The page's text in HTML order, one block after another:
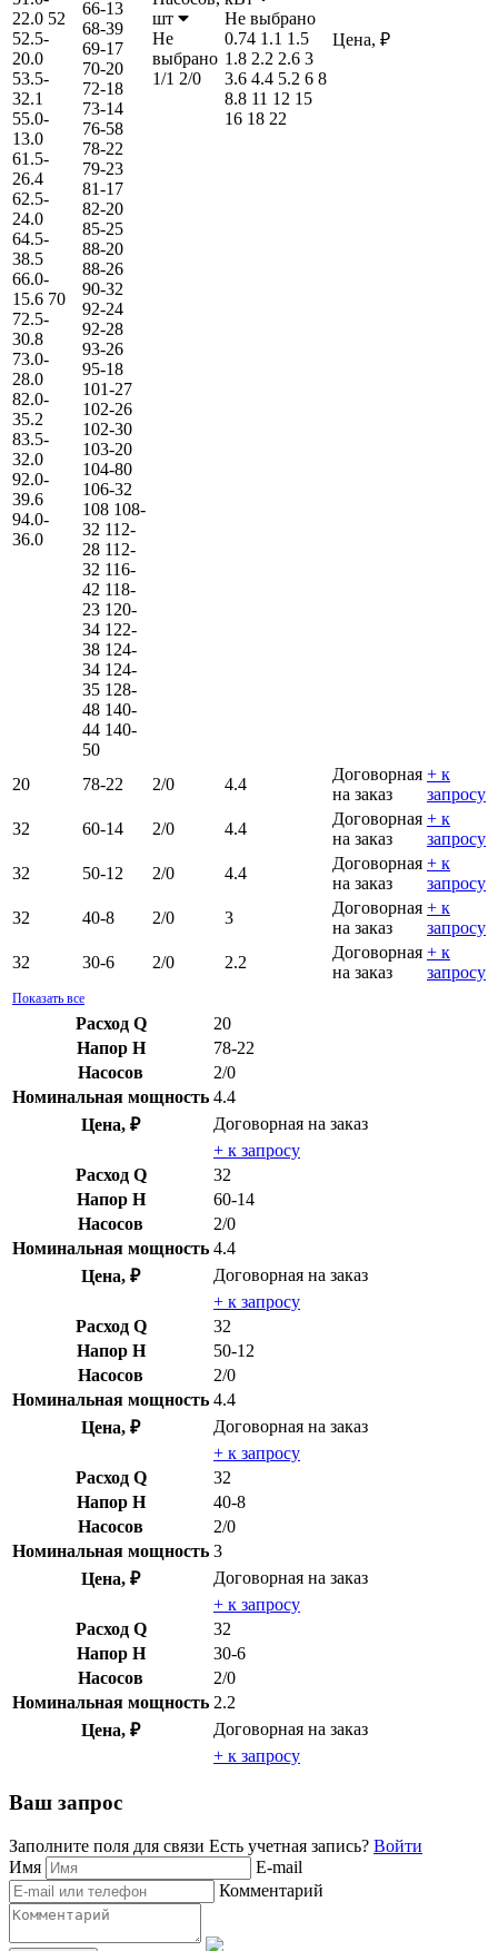
22.0 52
52.5-
20.0
53.5-
32.1
55.0-
13.0
61.5-
26.4
62.5-
24.0
64.5-
38.5
66.0-
15.6 70
72.5-
30.8
73.0-
28.0
82.0-
35.2
83.5-
32.0
92.0-
39.6
94.0-
36.0
66-13
68-39
69-17
70-20
72-18
73-14
76-58
78-22
79-23
81-17
82-20
85-25
88-20
88-26
90-32
92-24
92-28
93-26
95-18
101-27
102-26
102-30
103-20
104-80
106-32
108 108-
32 112-
28 112-
32 116-
42 118-
23 120-
34 122-
38 124-
34 124-
35 128-
48 140-
44 140-
50
шт
Не
выбрано
1/1 2/0
Не выбрано
0.74 1.1 1.5
1.8 2.2 2.6 3
3.6 4.4 5.2 6 8
8.8 11 12 15
16 18 22
Цена, ₽
20 78-22 2/0 4.4
Договорная
на заказ
+ к
запросу
32
60-14 2/0 4.4
Договорная
на заказ
+ к
запросу
32
50-12 2/0 4.4
Договорная
на заказ
+ к
запросу
32
40-8 2/0 3
Договорная
на заказ
+ к
запросу
32
30-6 2/0 2.2
Договорная
на заказ
+ к
запросу
Показать все
Расход Q
20
Напор H
78-22
Насосов
2/0
Номинальная мощность 4.4
Цена, ₽
Договорная на заказ
+ к запросу
Расход Q
32
Напор H
60-14
Насосов
2/0
Номинальная мощность 4.4
Цена, ₽
Договорная на заказ
+ к запросу
Расход Q
32
Напор H
50-12
Насосов
2/0
Номинальная мощность 4.4
Цена, ₽
Договорная на заказ
+ к запросу
Расход Q
32
Напор H
40-8
Насосов
2/0
Номинальная мощность 3
Цена, ₽
Договорная на заказ
+ к запросу
Расход Q
32
Напор H
30-6
Насосов
2/0
Номинальная мощность 2.2
Цена, ₽
Договорная на заказ
+ к запросу
Ваш запрос
Заполните поля для связи Есть учетная запись? Войти
Имя
E-mail
Комментарий